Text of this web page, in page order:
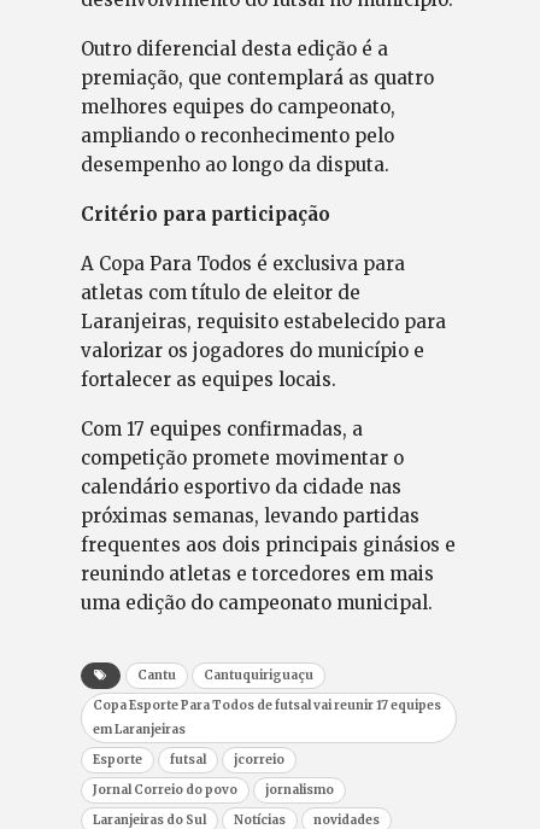
Outro diferencial desta edição é a
premiação, que contemplará as quatro
melhores equipes do campeonato,
ampliando o reconhecimento pelo
desempenho ao longo da disputa.
Critério para participação
A Copa Para Todos é exclusiva para
atletas com título de eleitor de
Laranjeiras, requisito estabelecido para
valorizar os jogadores do município e
fortalecer as equipes locais.
Com 17 equipes confirmadas, a
competição promete movimentar o
calendário esportivo da cidade nas
próximas semanas, levando partidas
frequentes aos dois principais ginásios e
reunindo atletas e torcedores em mais
uma edição do campeonato municipal.
Cantu
Cantuquiriguaçu
Copa Esporte Para Todos de futsal vai reunir 17 equipes
em Laranjeiras
Esporte
futsal
jcorreio
Jornal Correio do povo
jornalismo
Laranjeiras do Sul
Notícias
novidades